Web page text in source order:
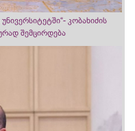
კობახიძის
შემცირდება